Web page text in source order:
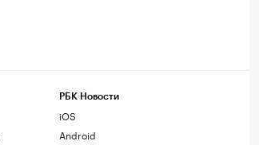
РБК Новости
iOS
Android